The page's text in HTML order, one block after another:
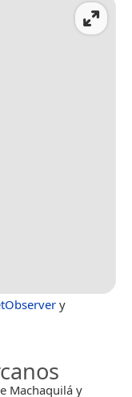
y
Machaquilá y